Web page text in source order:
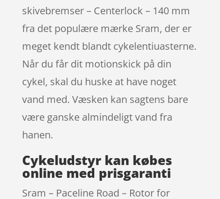
skivebremser – Centerlock – 140 mm
fra det populære mærke Sram, der er
meget kendt blandt cykelentiuasterne.
Når du får dit motionskick på din
cykel, skal du huske at have noget
vand med. Væsken kan sagtens bare
være ganske almindeligt vand fra
hanen.
Cykeludstyr kan købes
online med prisgaranti
Sram – Paceline Road – Rotor for